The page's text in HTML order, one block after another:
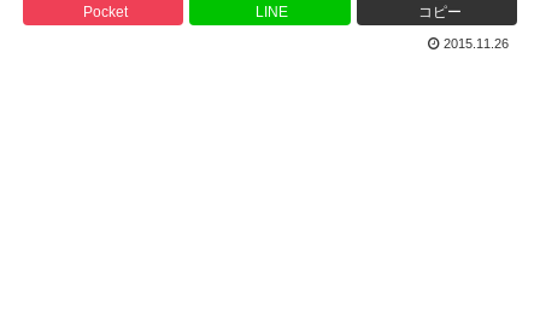
Pocket LINE コピー
2015.11.26